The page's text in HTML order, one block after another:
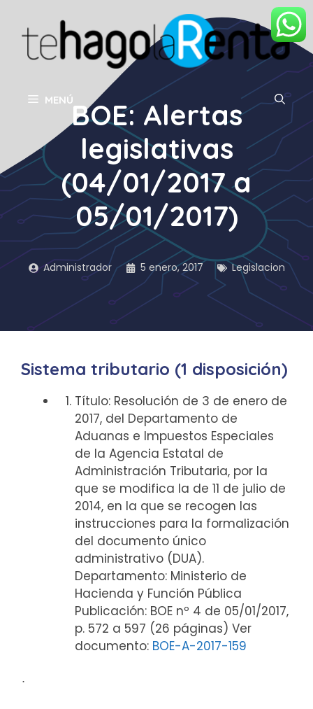
contenido
MENÚBOE: Alertas
legislativas
(04/01/2017 a
05/01/2017)
Administrador 5 enero, 2017 Legislacion
Sistema tributario (1 disposición)
Título: Resolución de 3 de enero de
2017, del Departamento de
Aduanas e Impuestos Especiales
de la Agencia Estatal de
Administración Tributaria, por la
que se modifica la de 11 de julio de
2014, en la que se recogen las
instrucciones para la formalización
del documento único
administrativo (DUA).
Departamento: Ministerio de
Hacienda y Función Pública
Publicación: BOE nº 4 de 05/01/2017,
p. 572 a 597 (26 páginas) Ver
documento: BOE-A-2017-159
ᐧ